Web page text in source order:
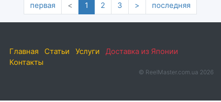
первая < 1 2 3 > последняя
Главная Статьи Услуги
Доставка из Японии
Контакты
© ReelMaster.com.ua 2026